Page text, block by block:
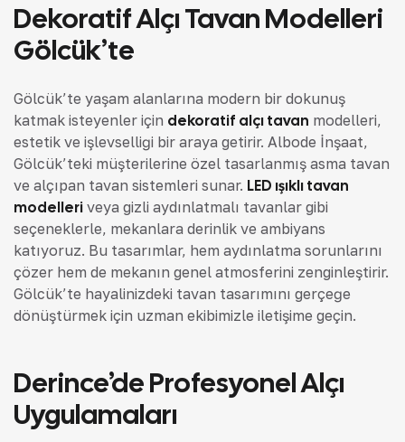
Dekoratif Alçı Tavan Modelleri
Gölcük’te
Gölcük’te yaşam alanlarına modern bir dokunuş
katmak isteyenler için dekoratif alçı tavan modelleri,
estetik ve işlevselliği bir araya getirir. Albode İnşaat,
Gölcük’teki müşterilerine özel tasarlanmış asma tavan
ve alçıpan tavan sistemleri sunar. LED ışıklı tavan
modelleri veya gizli aydınlatmalı tavanlar gibi
seçeneklerle, mekanlara derinlik ve ambiyans
katıyoruz. Bu tasarımlar, hem aydınlatma sorunlarını
çözer hem de mekanın genel atmosferini zenginleştirir.
Gölcük’te hayalinizdeki tavan tasarımını gerçeğe
dönüştürmek için uzman ekibimizle iletişime geçin.
Derince’de Profesyonel Alçı
Uygulamaları